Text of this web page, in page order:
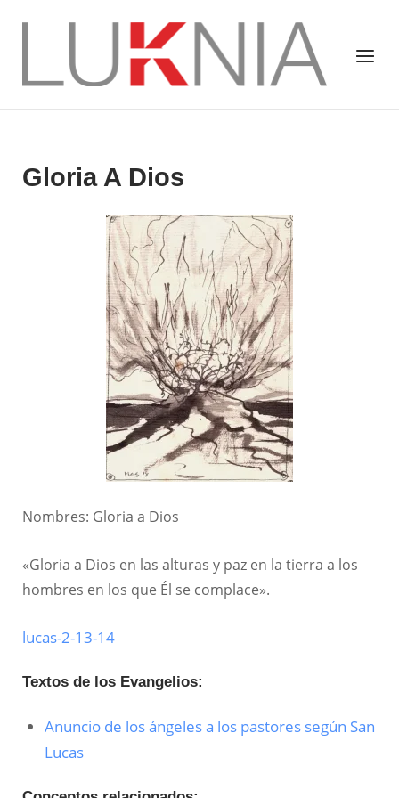
Menú
Gloria A Dios
Nombres: Gloria a Dios
«Gloria a Dios en las alturas y paz en la tierra a los
hombres en los que Él se complace».
lucas-2-13-14
Textos de los Evangelios:
Anuncio de los ángeles a los pastores según San
Lucas